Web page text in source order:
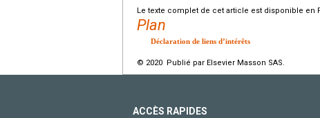
Le texte complet de cet article est disponible en
Plan
Déclaration de liens d’intérêts
© 2020 Publié par Elsevier Masson SAS.
ACCÈS RAPIDES